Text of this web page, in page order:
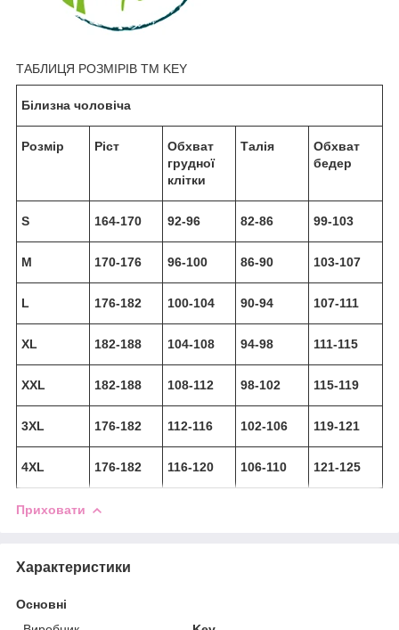
ТАБЛИЦЯ РОЗМІРІВ TM KEY
Білизна чоловіча
Розмір Ріст
Обхват
грудної
клітки
Талія
Обхват
бедер
S 164-170 92-96 82-86 99-103
M 170-176 96-100 86-90 103-107
L 176-182 100-104 90-94 107-111
XL 182-188 104-108 94-98 111-115
XXL 182-188 108-112 98-102 115-119
3XL 176-182 112-116 102-106 119-121
4XL 176-182 116-120 106-110 121-125
Приховати
Характеристики
Основні